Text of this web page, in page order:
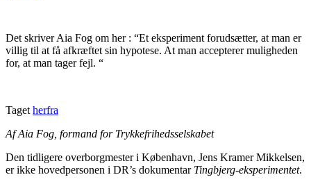
Det skriver Aia Fog om her : “Et eksperiment forudsætter, at man er
villig til at få afkræftet sin hypotese. At man accepterer muligheden
for, at man tager fejl. “
Taget herfra
Af Aia Fog, formand for Trykkefrihedsselskabet
Den tidligere overborgmester i København, Jens Kramer Mikkelsen,
er ikke hovedpersonen i DR’s dokumentar Tingbjerg-eksperimentet.